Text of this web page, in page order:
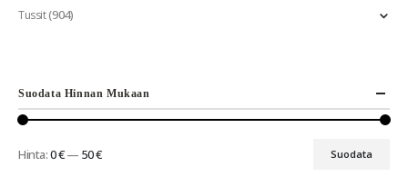
Tussit(904)
Suodata Hinnan Mukaan
Suodata
Hinta:0 €— 50 €